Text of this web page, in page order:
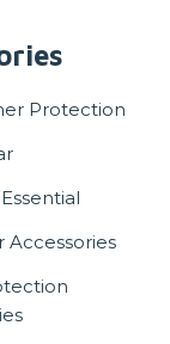
Protection
Accessories